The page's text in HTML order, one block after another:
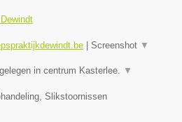
Screenshot ▼
in centrum Kasterlee. ▼
Slikstoornissen